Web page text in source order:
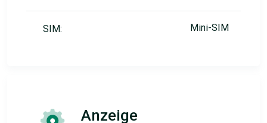
SIM: Mini-SIM
Anzeige